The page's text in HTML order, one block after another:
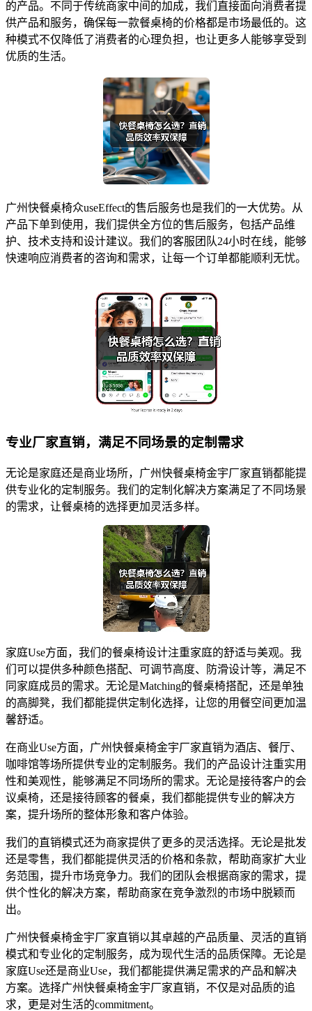
的产品。不同于传统商家中间的加成，我们直接面向消费者提
供产品和服务，确保每一款餐桌椅的价格都是市场最低的。这
种模式不仅降低了消费者的心理负担，也让更多人能够享受到
优质的生活。
广州快餐桌椅众useEffect的售后服务也是我们的一大优势。从
产品下单到使用，我们提供全方位的售后服务，包括产品维
护、技术支持和设计建议。我们的客服团队24小时在线，能够
快速响应消费者的咨询和需求，让每一个订单都能顺利无忧。
专业厂家直销，满足不同场景的定制需求
无论是家庭还是商业场所，广州快餐桌椅金宇厂家直销都能提
供专业化的定制服务。我们的定制化解决方案满足了不同场景
的需求，让餐桌椅的选择更加灵活多样。
家庭Use方面，我们的餐桌椅设计注重家庭的舒适与美观。我
们可以提供多种颜色搭配、可调节高度、防滑设计等，满足不
同家庭成员的需求。无论是Matching的餐桌椅搭配，还是单独
的高脚凳，我们都能提供定制化选择，让您的用餐空间更加温
馨舒适。
在商业Use方面，广州快餐桌椅金宇厂家直销为酒店、餐厅、
咖啡馆等场所提供专业的定制服务。我们的产品设计注重实用
性和美观性，能够满足不同场所的需求。无论是接待客户的会
议桌椅，还是接待顾客的餐桌，我们都能提供专业的解决方
案，提升场所的整体形象和客户体验。
我们的直销模式还为商家提供了更多的灵活选择。无论是批发
还是零售，我们都能提供灵活的价格和条款，帮助商家扩大业
务范围，提升市场竞争力。我们的团队会根据商家的需求，提
供个性化的解决方案，帮助商家在竞争激烈的市场中脱颖而
出。
广州快餐桌椅金宇厂家直销以其卓越的产品质量、灵活的直销
模式和专业化的定制服务，成为现代生活的品质保障。无论是
家庭Use还是商业Use，我们都能提供满足需求的产品和解决
方案。选择广州快餐桌椅金宇厂家直销，不仅是对品质的追
求，更是对生活的commitment。